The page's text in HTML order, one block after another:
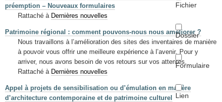
Fichier
Dossier
Formulaire
Lien
préemption – Nouveaux formulaires
Rattaché à Dernières nouvelles
Patrimoine régional : comment pouvons-nous nous améliorer ?
Nous travaillons à l’amélioration des sites des inventaires de manière
à pouvoir vous offrir une meilleure expérience à l’avenir. Pour y
arriver, nous avons besoin de vos retours sur vos attentes.
Rattaché à Dernières nouvelles
Appel à projets de sensibilisation ou d’émulation en matière
d’architecture contemporaine et de patrimoine culturel